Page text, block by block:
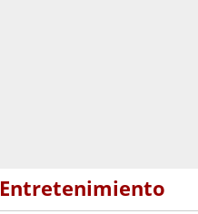
Entretenimiento